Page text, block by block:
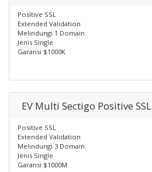
Positive SSL
Extended Validation
Melindungi 1 Domain
Jenis Single
Garansi $1000K
EV Multi Sectigo Positive SSL
Positive SSL
Extended Validation
Melindungi 3 Domain
Jenis Single
Garansi $1000M